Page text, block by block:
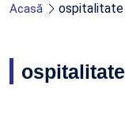
Acasă ospitalitate
ospitalitate